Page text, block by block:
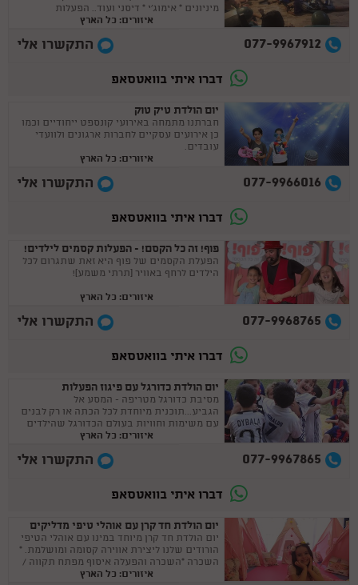
מיניונים * אימוג'י * דיסני ועוד.. הפעלות
מותאמות ליום הולדת לבנים וגם לבנות.
איזורים: כל הארץ
077-9967912 התקשרו אלי
דברו איתי בוואטסאפ
יום הולדת טיק טוק
חברתנו מתמחה באירועי קונספט ייחודיים וכמו
כן אירועים עסקיים לחברות ארגונים ולוועדי
עובדים.
איזורים: כל הארץ
077-9966016 התקשרו אלי
דברו איתי בוואטסאפ
פוף! זה כל הקסם! - הפעלות קסמים לילדים!
הפעלת הקסמים של פוף היא זאת שתגרום לכל
הילדים לרחף באוויר (תרתי משמע)!
איזורים: כל הארץ
077-9968765 התקשרו אלי
דברו איתי בוואטסאפ
יום הולדת כדורגל עם פיגוז הפעלות
מסיבת כדורגל מטריפה - המסע אל
הגביע...תוכנית מיוחדת לכל הכתה או רק לבנים
עם משימות וחוויות בעולם הכדורגל שהילדים
איזורים: כל הארץ
077-9967865 התקשרו אלי
דברו איתי בוואטסאפ
יום הולדת חד קרן עם אוהלי טיפי מדליקים
יום הולדת חד קרן מיוחד במינו עם אוהלי הטיפי
הורודים שלנו ליצירת אווירה קסומה ומושלמת. *
השכרה *השכרה והפעלה איסוף מפתח תקווה /
איזורים: כל הארץ